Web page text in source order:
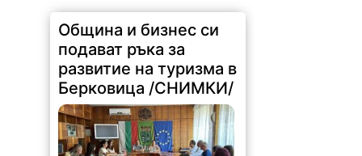
Община и бизнес си
подават ръка за
развитие на туризма в
Берковица /СНИМКИ/